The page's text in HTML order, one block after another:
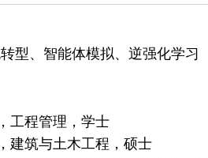
型、智能体模拟、逆强化学习
工程管理，学士
建筑与土木工程，硕士